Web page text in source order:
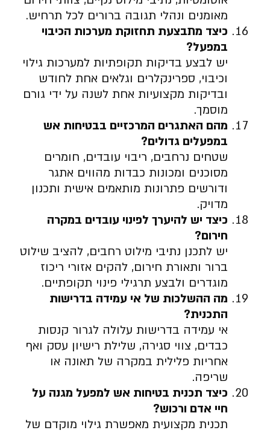
מאומנים ונהלי תגובה ברורים לכל תרחיש.
כיצד מתבצעת תחזוקת מערכות הכיבוי
במפעל?
יש לבצע בדיקות תקופתיות למערכות גילוי
וכיבוי, ספרינקלרים וגלאים אחת לחודש
ובדיקות מקצועיות אחת לשנה על ידי גורם
מוסמך.
מהם האתגרים המרכזיים בבטיחות אש
במפעלים גדולים?
שטחים נרחבים, ריבוי עובדים, חומרים
מסוכנים ומכונות כבדות מהווים אתגר
ודורשים פתרונות מותאמים אישית ותכנון
מדויק.
כיצד יש להיערך לפינוי עובדים במקרה
חירום?
יש לתכנן נתיבי מילוט רחבים, להציב שילוט
ברור ותאורת חירום, להקים אזורי ריכוז
מוגדרים ולבצע תרגילי פינוי תקופתיים.
מה ההשלכות של אי עמידה בדרישות
התכנית?
אי עמידה בדרישות עלולה לגרור קנסות
כבדים, צווי סגירה, שלילת רישיון עסק ואף
אחריות פלילית במקרה של תאונה או
שריפה.
כיצד תכנית בטיחות אש למפעל מגנה על
חיי אדם ורכוש?
תכנית מקצועית מאפשרת גילוי מוקדם של